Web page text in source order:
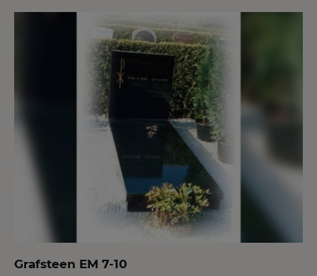
Grafsteen EM 7-10